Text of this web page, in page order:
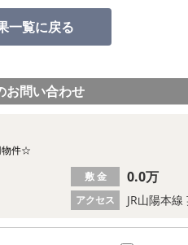
一覧に戻る
お問い合わせ
物件☆
アクセス JR山陽本
敷 金 0.0万